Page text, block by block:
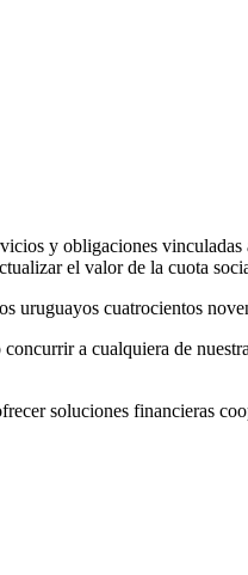
y obligaciones
el valor de la cuota
uruguayos cuatrocientos
a cualquiera de
soluciones financieras